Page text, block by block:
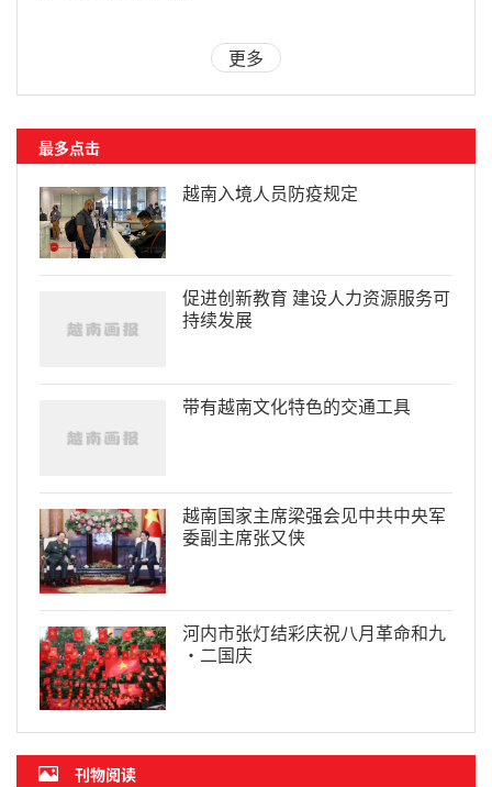
更多
最多点击
越南入境人员防疫规定
促进创新教育 建设人力资源服务可
持续发展
带有越南文化特色的交通工具
越南国家主席梁强会见中共中央军
委副主席张又侠
河内市张灯结彩庆祝八月革命和九
·二国庆
刊物阅读